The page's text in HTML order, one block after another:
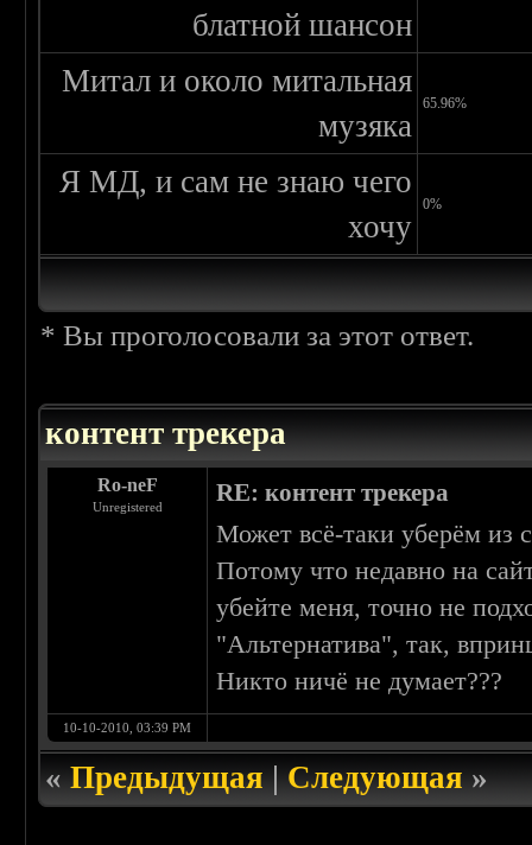
блатной шансон
Митал и около митальная
музяка
65.96%
Я МД, и сам не знаю чего
хочу
0%
* Вы проголосовали за этот ответ.
контент трекера
Ro-neF
Unregistered
RE: контент трекера
Может всё-таки уберём из
Потому что недавно на
убейте меня, точно не
"Альтернатива", так,
Никто ничё не думает???
10-10-2010, 03:39 PM
«Предыдущая|Следующая»